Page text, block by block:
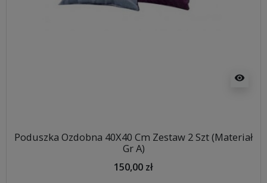
visibility
Poduszka Ozdobna 40X40 Cm Zestaw 2 Szt (Materiał
Gr A)
150,00 zł